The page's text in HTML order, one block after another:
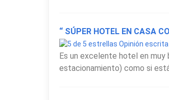
“ SÚPER HOTEL EN CASA
Opinión
Es un excelente hotel en
estacionamiento) como si